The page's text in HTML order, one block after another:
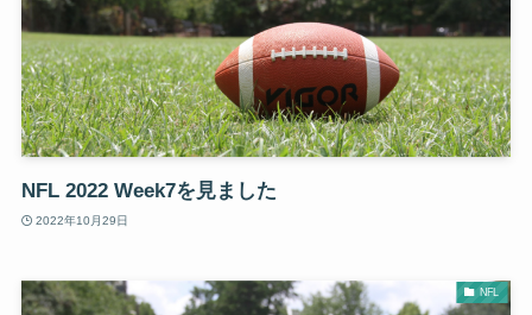
NFL 2022 Week7を見ました
2022年10月29日
NFL